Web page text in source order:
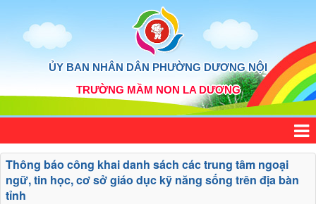
ỦY BAN NHÂN DÂN PHƯỜNG DƯƠNG NỘI
TRƯỜNG MẦM NON LA DƯƠNG
Thông báo công khai danh sách các trung tâm ngoại
ngữ, tin học, cơ sở giáo dục kỹ năng sống trên địa bàn
tỉnh